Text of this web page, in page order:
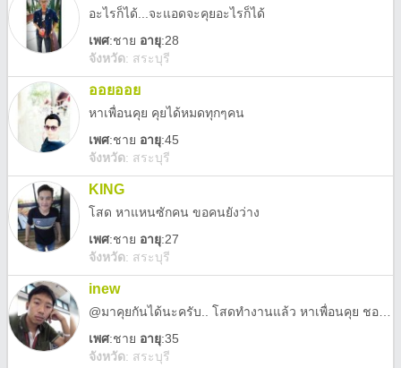
อะไรก็ได้...จะแอดจะคุยอะไรก็ได้
เพศ:ชาย อายุ:28
จังหวัด: สระบุรี
ออยออย
หาเพื่อนคุย คุยได้หมดทุกๆคน
เพศ:ชาย อายุ:45
จังหวัด: สระบุรี
KING
โสด หาแหนซักคน ขอคนยังว่าง
เพศ:ชาย อายุ:27
จังหวัด: สระบุรี
inew
เพศ:ชาย อายุ:35
จังหวัด: สระบุรี